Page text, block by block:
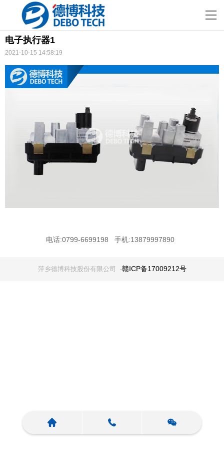
电子执行器1
2021-10-15 14:58:19
电话:0799-6699198 手机:13879997890
萍乡德博科技股份有限公司 -赣ICP备17009212号